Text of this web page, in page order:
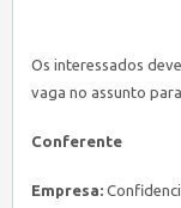
Os interessados
vaga no assunto
Conferente
Empresa: